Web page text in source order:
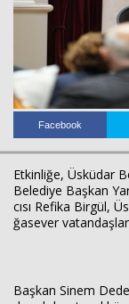
Facebook
Et­kin­li­ğe, Üs­kü­dar
Be­le­di­ye Baş­kan
cı­sı Re­fi­ka Bir­gül,
ğa­se­ver va­tan­daş­lar
Baş­kan Sinem